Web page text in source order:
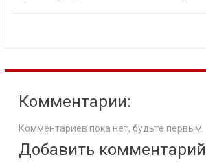
Комментарии:
Комментариев пока нет, будьте первым.
Добавить комментарий